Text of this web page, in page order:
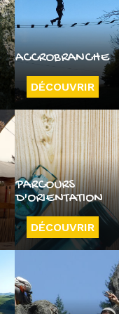
ACCROBRANCHE
DÉCOUVRIR
PARCOURS
D'ORIENTATION
DÉCOUVRIR